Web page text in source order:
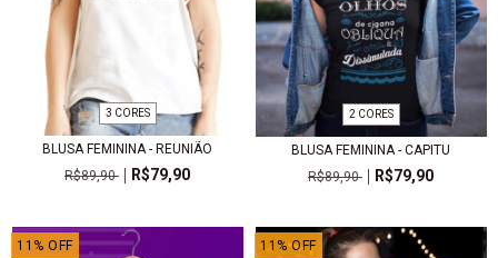
3 CORES
BLUSA FEMININA - REUNIÃO
R$89,90
R$79,90
2 CORES
BLUSA FEMININA - CAPITU
R$89,90
R$79,90
11 % OFF 11 %OFF